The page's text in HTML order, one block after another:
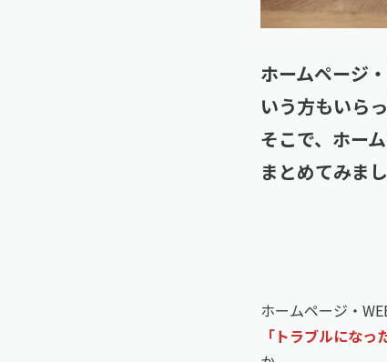
ホームページ
いう方もいら
そこで、ホー
まとめてみまし
ホームページ・
「トラブルになっ